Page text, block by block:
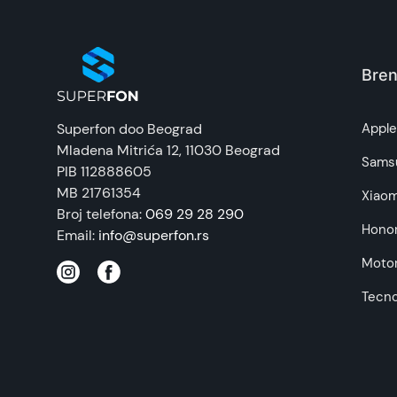
Zemlja porekla:
Prava potrošača:
Napomena:
Superfon doo Beograd
Mladena Mitrića 12, 11030 Beograd
PIB 112888605
MB 21761354
Broj telefona:069 29 28 290
Email: info@superfon.rs
Apple